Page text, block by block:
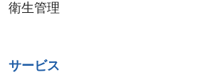
衛生管理
サービス